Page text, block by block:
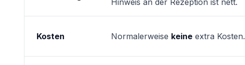
Hinweis an der Rezeption ist nett.
Kosten Normalerweise keine extra Kosten.